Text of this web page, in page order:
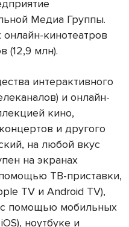
Медиа Группы.
кинотеатров
(12,9 млн).
интерактивного
и онлайн-
кино,
и другого
на любой вкус
на экранах
ТВ-приставки,
TV и Android TV),
помощью мобильных
ноутбуке и